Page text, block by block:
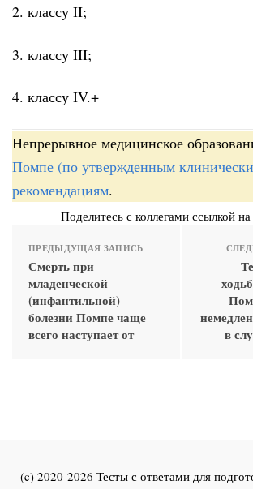
2. классу II;
3. классу III;
4. классу IV.+
Непрерывное медицинское
Помпе (по утвержденным
рекомендациям.
Поделитесь с коллегами ссылкой
ПРЕДЫДУЩАЯ ЗАПИСЬ
Смерть при
младенческой
(инфантильной)
болезни Помпе чаще
всего наступает от
в
(c) 2020-2026 Тесты с ответами для